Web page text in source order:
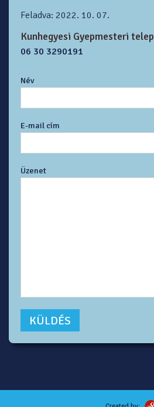
Feladva: 2022. 10. 07.
Kunhegyesi Gyepmesteri telep
06 30 3290191
Név
E-mail cím
Üzenet